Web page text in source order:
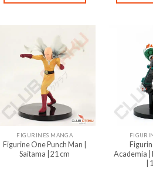
plusieurs
variations.
Les
options
peuvent
être
choisies
la
page
du
FIGURINES MANGA
Figurine One Punch Man |
Saitama | 21 cm
Academia |
|